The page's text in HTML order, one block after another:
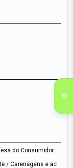
do Consumidor
/ Carenagens e ac